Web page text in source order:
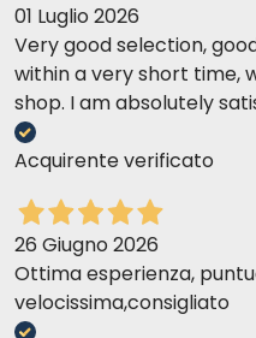
01 Luglio 2026
Very good selection,
within a very short time,
shop. I am absolutely
Acquirente verificato
26 Giugno 2026
Ottima esperienza,
velocissima,consigliato